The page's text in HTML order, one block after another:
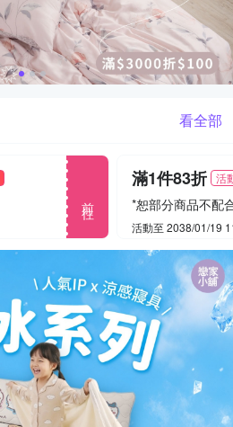
看全部
滿1件83折 活
活動至 2038/01/19